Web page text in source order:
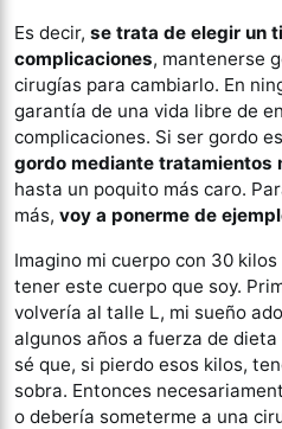
Es decir, se trata de elegir un
complicaciones, mantenerse
cirugías para cambiarlo. En
garantía de una vida libre de
complicaciones. Si ser gordo
gordo mediante tratamientos
hasta un poquito más caro.
más, voy a ponerme de
Imagino mi cuerpo con 30
tener este cuerpo que soy.
volvería al talle L, mi sueño
algunos años a fuerza de
sé que, si pierdo esos kilos,
sobra. Entonces
o debería someterme a una